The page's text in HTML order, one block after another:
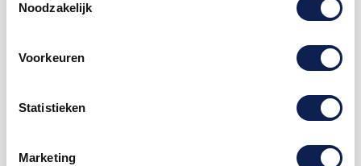
Noodzakelijk
Voorkeuren
Statistieken
Marketing
Piepschuim